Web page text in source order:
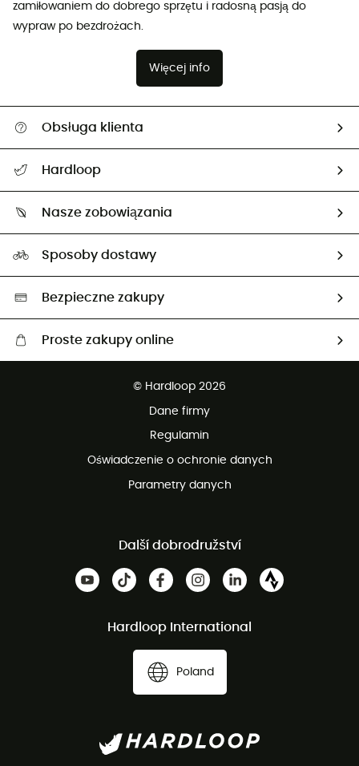
zamiłowaniem do dobrego sprzętu i radosną pasją do
wypraw po bezdrożach.
Więcej info
Obsługa klienta
Zwrot artykułów i zwrot środków
Hardloop
Ambasadorzy
Nasze zobowiązania
Wybrane produkty eko
Sposoby dostawy
Bezpieczne zakupy
Proste zakupy online
© Hardloop 2026
Dane firmy
Regulamin
Oświadczenie o ochronie danych
Parametry danych
Další dobrodružství
Hardloop International
Poland